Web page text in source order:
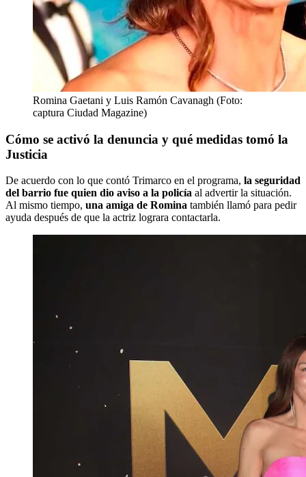
Romina Gaetani y Luis Ramón Cavanagh (Foto:
captura Ciudad Magazine)
Cómo se activó la denuncia y qué medidas tomó la
Justicia
De acuerdo con lo que contó Trimarco en el programa, la seguridad
del barrio fue quien dio aviso a la policía al advertir la situación.
Al mismo tiempo, una amiga de Romina también llamó para pedir
ayuda después de que la actriz lograra contactarla.